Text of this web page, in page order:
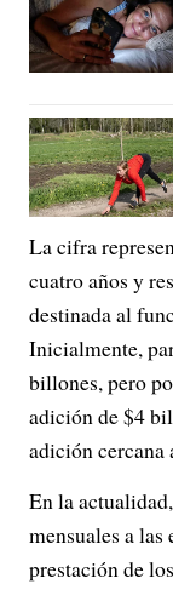
La cifra
cuatro años y
destinada al
Inicialmente,
billones, pero
adición de $4
adición cercana
En la
mensuales a
prestación de